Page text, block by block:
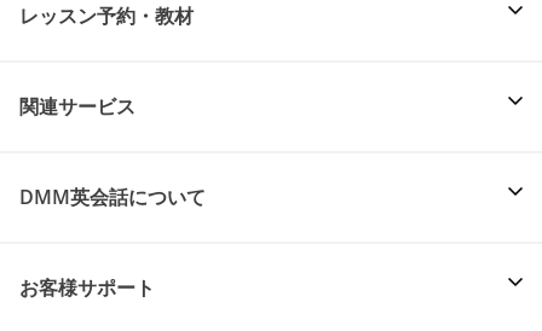
レッスン予約・教材
関連サービス
DMM英会話について
お客様サポート